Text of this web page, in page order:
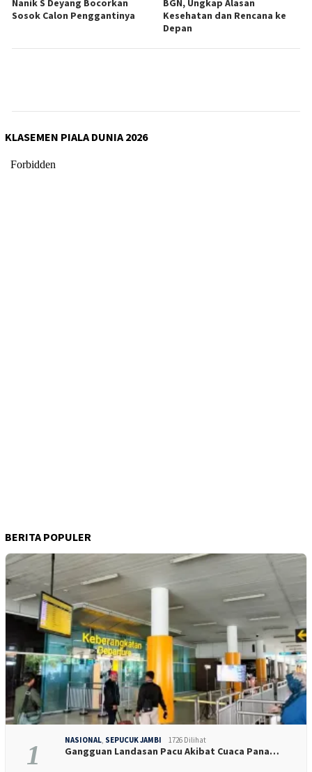
Sosok Calon Penggantinya
Kesehatan dan Rencana ke
Depan
KLASEMEN PIALA DUNIA 2026
BERITA POPULER
1 NASIONAL, SEPUCUK JAMBI 1726 Dilihat
Gangguan Landasan Pacu Akibat Cuaca Pana…